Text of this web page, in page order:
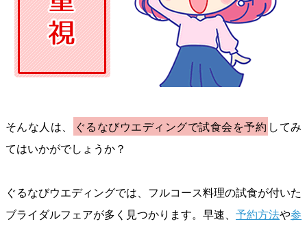
そんな人は、 ぐるなびウエディングで試食会を予約 してみ
てはいかがでしょうか？
ぐるなびウエディングでは、フルコース料理の試食が付いた
ブライダルフェアが多く見つかります。早速、 予約方法や参